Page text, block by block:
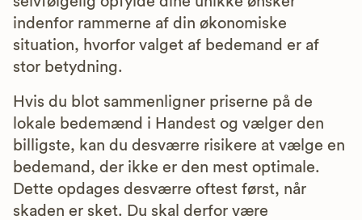
indenfor rammerne af din økonomiske
situation, hvorfor valget af bedemand er af
stor betydning.
Hvis du blot sammenligner priserne på de
lokale bedemænd i Handest og vælger den
billigste, kan du desværre risikere at vælge en
bedemand, der ikke er den mest optimale.
Dette opdages desværre oftest først, når
skaden er sket. Du skal derfor være